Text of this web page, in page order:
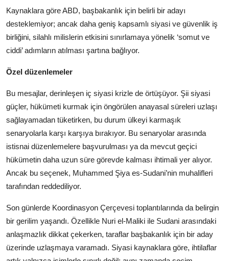
Kaynaklara göre ABD, başbakanlık için belirli bir adayı
desteklemiyor; ancak daha geniş kapsamlı siyasi ve güvenlik iş
birliğini, silahlı milislerin etkisini sınırlamaya yönelik ‘somut ve
ciddi’ adımların atılması şartına bağlıyor.
Özel düzenlemeler
Bu mesajlar, derinleşen iç siyasi krizle de örtüşüyor. Şii siyasi
güçler, hükümeti kurmak için öngörülen anayasal süreleri uzlaşı
sağlayamadan tüketirken, bu durum ülkeyi karmaşık
senaryolarla karşı karşıya bırakıyor. Bu senaryolar arasında
istisnai düzenlemelere başvurulması ya da mevcut geçici
hükümetin daha uzun süre görevde kalması ihtimali yer alıyor.
Ancak bu seçenek, Muhammed Şiya es-Sudani’nin muhalifleri
tarafından reddediliyor.
Son günlerde Koordinasyon Çerçevesi toplantılarında da belirgin
bir gerilim yaşandı. Özellikle Nuri el-Maliki ile Sudani arasındaki
anlaşmazlık dikkat çekerken, taraflar başbakanlık için bir aday
üzerinde uzlaşmaya varamadı. Siyasi kaynaklara göre, ihtilaflar